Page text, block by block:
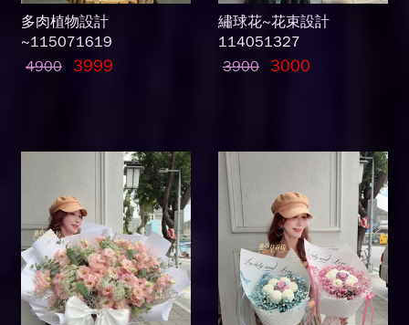
多肉植物設計
~115071619
4900 3999
繡球花~花束設計
114051327
3900
3000